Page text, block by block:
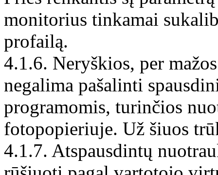
monitorius tinkamai
profailą.
4.1.6. Neryškios, per
negalima pašalinti
programomis, turinčios
fotopopieriuje. Už šiuos
4.1.7. Atspausdintų